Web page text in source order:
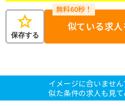
star
保存する
似ている求
イメージに合いません
似た条件の求人も見